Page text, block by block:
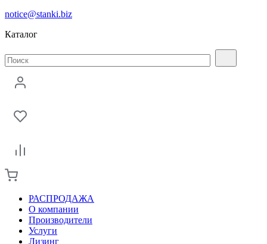
notice@stanki.biz
Каталог
РАСПРОДАЖА
О компании
Производители
Услуги
Лизинг